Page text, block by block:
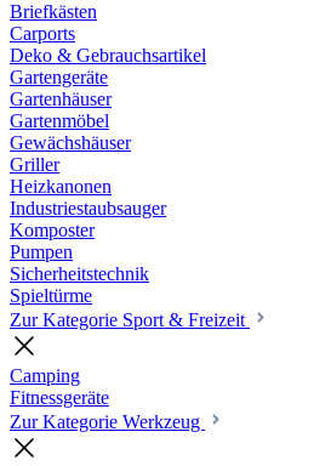
Briefkästen
Carports
Deko & Gebrauchsartikel
Gartengeräte
Gartenhäuser
Gartenmöbel
Gewächshäuser
Griller
Heizkanonen
Industriestaubsauger
Komposter
Pumpen
Sicherheitstechnik
Spieltürme
Zur Kategorie Sport & Freizeit
Camping
Fitnessgeräte
Zur Kategorie Werkzeug